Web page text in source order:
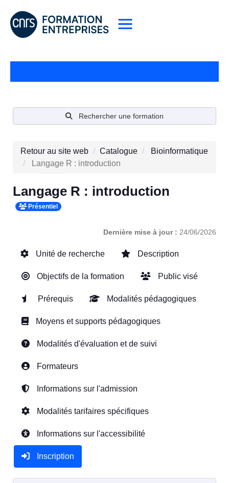
Rechercher une formation
Retour au site web Catalogue
Bioinformatique
Langage R : introduction
Langage R : introduction
Présentiel
Dernière mise à jour : 24/06/2026
Unité de recherche Description
Objectifs de la formation Public visé
Prérequis Modalités pédagogiques
Moyens et supports pédagogiques
Modalités d'évaluation et de suivi
Formateurs
Informations sur l'admission
Modalités tarifaires spécifiques
Informations sur l'accessibilité
Inscription